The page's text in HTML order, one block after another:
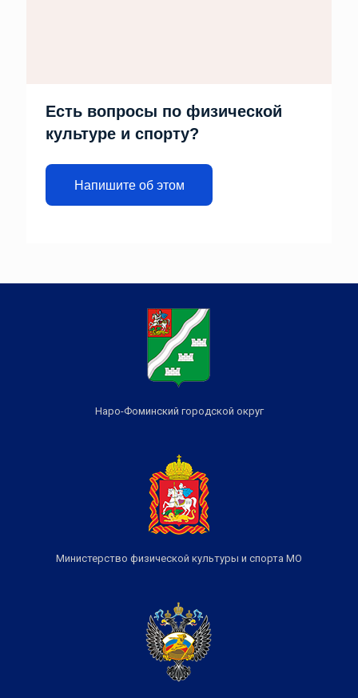
Есть вопросы по физической
культуре и спорту?
Напишите об этом
Наро-Фоминский городской округ
Министерство физической культуры и спорта МО